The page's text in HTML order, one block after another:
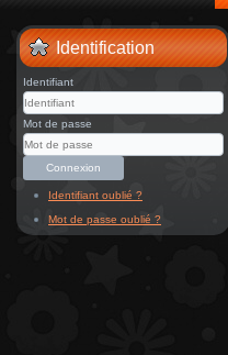
Identification
Identifiant
Mot de passe
Connexion
Identifiant oublié ?
Mot de passe oublié ?